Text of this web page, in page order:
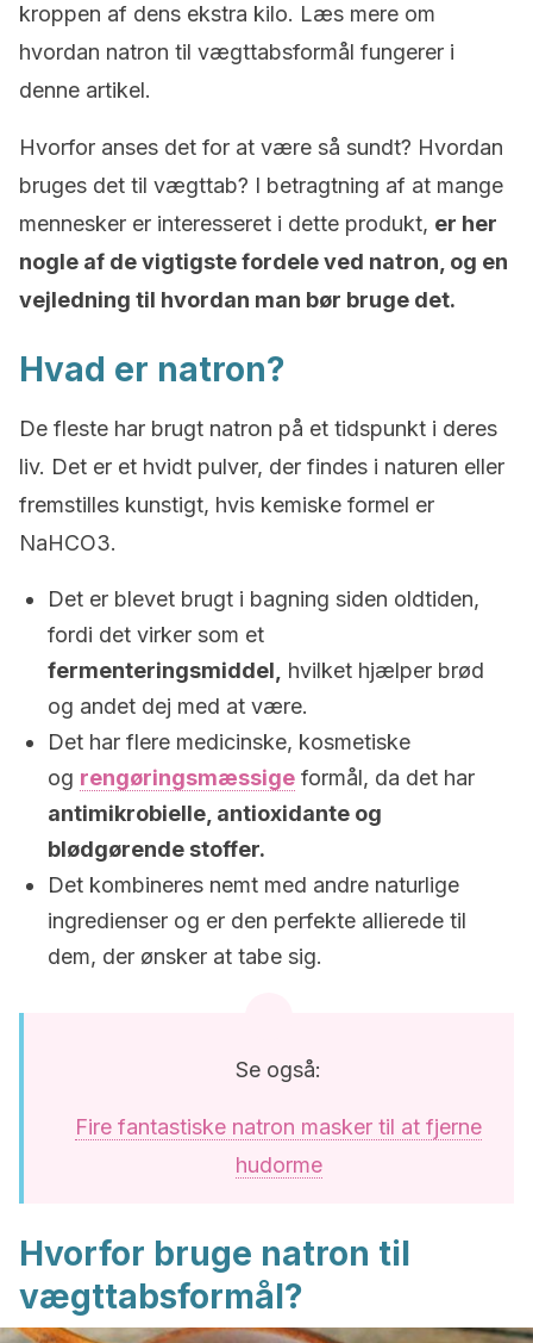
kroppen af dens ekstra kilo. Læs mere om
hvordan natron til vægttabsformål fungerer i
denne artikel.
Hvorfor anses det for at være så sundt? Hvordan
bruges det til vægttab? I betragtning af at mange
mennesker er interesseret i dette produkt, er her
nogle af de vigtigste fordele ved natron, og en
vejledning til hvordan man bør bruge det.
Hvad er natron?
De fleste har brugt natron på et tidspunkt i deres
liv. Det er et hvidt pulver, der findes i naturen eller
fremstilles kunstigt, hvis kemiske formel er
NaHCO3.
Det er blevet brugt i bagning siden oldtiden,
fordi det virker som et
fermenteringsmiddel,
hvilket hjælper brød
og andet dej med at være.
Det har flere medicinske, kosmetiske
og rengøringsmæssige formål, da det har
antimikrobielle, antioxidante og
blødgørende stoffer.
Det kombineres nemt med andre naturlige
ingredienser og er den perfekte allierede til
dem, der ønsker at tabe sig.
Se også:
Fire fantastiske natron masker til at fjerne
hudorme
Hvorfor bruge natron til
vægttabsformål?